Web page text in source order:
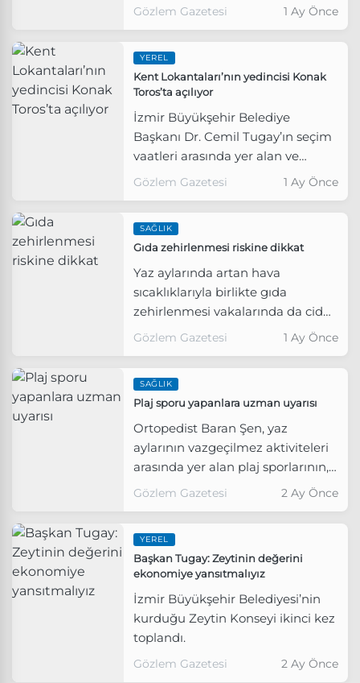
açık havada ücretsiz spor yapma
Gözlem Gazetesi 1 Ay Önce
YEREL
Kent Lokantaları’nın yedincisi Konak
Toros’ta açılıyor
İzmir Büyükşehir Belediye
Başkanı Dr. Cemil Tugay’ın seçim
vaatleri arasında yer alan ve
göreve gelir gelmez açılmasına
Levent Mahallesi’nde açılacak.
Gözlem Gazetesi 1 Ay Önce
SAĞLIK
Gıda zehirlenmesi riskine dikkat
Yaz aylarında artan hava
sıcaklıklarıyla birlikte gıda
zehirlenmesi vakalarında da ciddi
artış yaşanıyor.
Gözlem Gazetesi 1 Ay Önce
SAĞLIK
Plaj sporu yapanlara uzman uyarısı
Ortopedist Baran Şen, yaz
aylarının vazgeçilmez aktiviteleri
arasında yer alan plaj sporlarının,
eğlenceli olduğu kadar ciddi
Gözlem Gazetesi 2 Ay Önce
YEREL
Başkan Tugay: Zeytinin değerini
ekonomiye yansıtmalıyız
İzmir Büyükşehir Belediyesi’nin
kurduğu Zeytin Konseyi ikinci kez
toplandı.
Gözlem Gazetesi 2 Ay Önce